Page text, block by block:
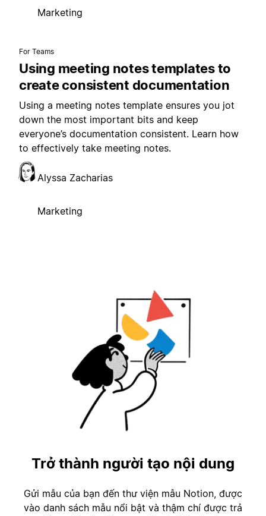
Marketing
For Teams
Using meeting notes templates to
create consistent documentation
Using a meeting notes template ensures you jot
down the most important bits and keep
everyone’s documentation consistent. Learn how
to effectively take meeting notes.
Alyssa Zacharias
Marketing
Trở thành người tạo nội dung
Gửi mẫu của bạn đến thư viện mẫu Notion, được
vào danh sách mẫu nổi bật và thậm chí được trả